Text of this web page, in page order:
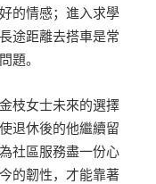
的情感；進入求學
途距離去搭車是常
題。
枝女士未來的選擇
退休後的他繼續留
社區服務盡一份心
的韌性，才能靠著